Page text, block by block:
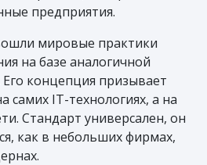
предприятия.
мировые практики
на базе аналогичной
Его концепция призывает
самих IT-технологиях, а на
Стандарт универсален, он
как в небольших фирмах,